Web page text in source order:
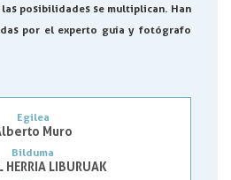
posibilidades se multiplican. Han
por el experto guía y fotógrafo
Egilea
Muro
Bilduma
HERRIA LIBURUAK